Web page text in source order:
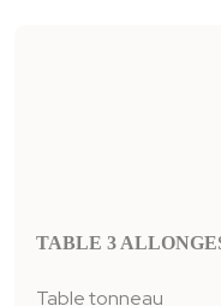
TABLE 3
Table tonneau